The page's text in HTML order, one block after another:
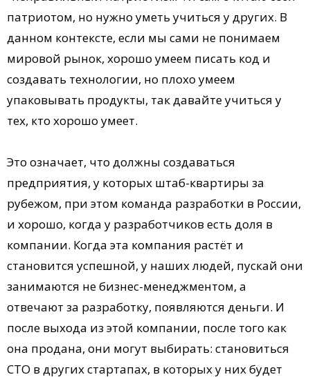
патриотом, но нужно уметь учиться у других. В
данном контексте, если мы сами не понимаем
мировой рынок, хорошо умеем писать код и
создавать технологии, но плохо умеем
упаковывать продукты, так давайте учиться у
тех, кто хорошо умеет.
Это означает, что должны создаваться
предприятия, у которых штаб-квартиры за
рубежом, при этом команда разработки в России,
и хорошо, когда у разработчиков есть доля в
компании. Когда эта компания растёт и
становится успешной, у наших людей, пускай они
занимаются не бизнес-менеджментом, а
отвечают за разработку, появляются деньги. И
после выхода из этой компании, после того как
она продана, они могут выбирать: становиться
CTO в других стартапах, в которых у них будет